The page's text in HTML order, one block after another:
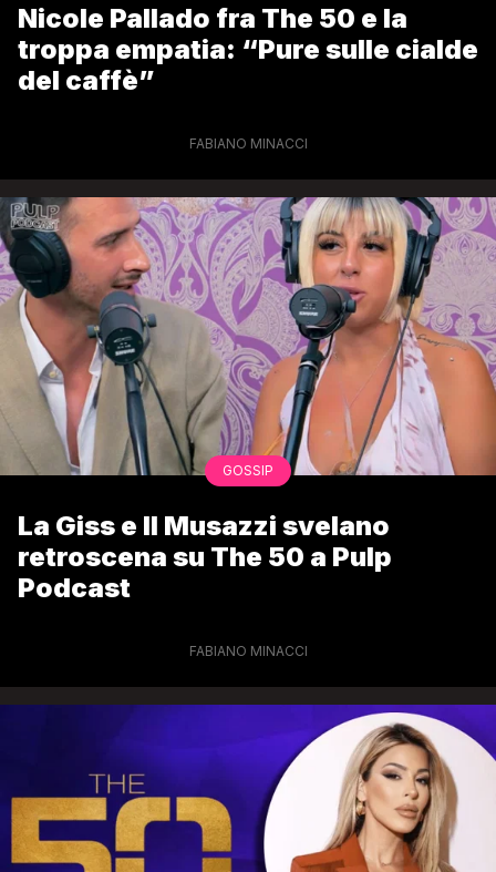
Nicole Pallado fra The 50 e la
troppa empatia: “Pure sulle cialde
del caffè”
FABIANO MINACCI
GOSSIP
La Giss e Il Musazzi svelano
retroscena su The 50 a Pulp
Podcast
FABIANO MINACCI